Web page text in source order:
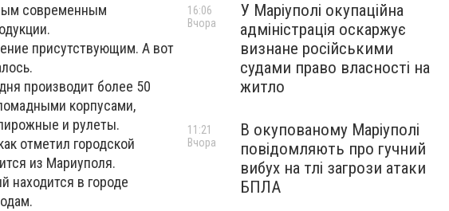
современным
присутствующим. А вот
производит более 50
корпусами,
и рулеты.
отметил городской
из Мариуполя.
находится в городе
У Маріуполі окупаційна
адміністрація оскаржує
визнане російськими
судами право власності на
житло
16:06
Вчора
В окупованому Маріуполі
повідомляють про гучний
вибух на тлі загрози атаки
БПЛА
11:21
Вчора